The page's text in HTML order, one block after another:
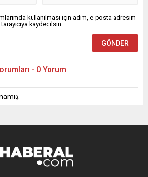
kullanılması için adım, e-posta adresim
kaydedilsin.
- 0 Yorum